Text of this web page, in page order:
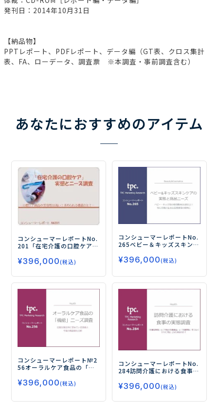
発刊日：2014年10月31日
【納品物】
PPTレポート、PDFレポート、データ編（GT表、クロス集計
表、FA、ローデータ、調査票 ※本調査・事前調査含む）
あなたにおすすめのアイテム
コンシューマーレポートNo.
201 「在宅介護の口腔ケア」
ア商品の受容性は高い！求
められる機能とは？―
¥396,000(税込)
コンシューマーレポートNo.
265ベビー＆キッズスキンケ
ビー・キッズ用の使用意向
は5割以上！特に日焼け止め
¥396,000(税込)
コンシューマーレポート№2
56オーラルケア食品の「機
以外に求めている効果と今
後の商品像を分析―
¥396,000(税込)
コンシューマーレポートNo.
284訪問介護における食事の
は「市販の介護食品」と
「介護家族」をつなぐ『パ
イプ役』となり得るのか？
¥396,000(税込)